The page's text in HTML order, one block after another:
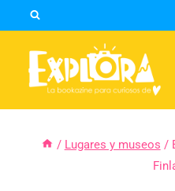
content
/ Lugares y museos /